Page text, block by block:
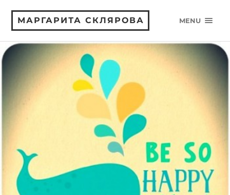
МАРГАРИТА СКЛЯРОВА MENU